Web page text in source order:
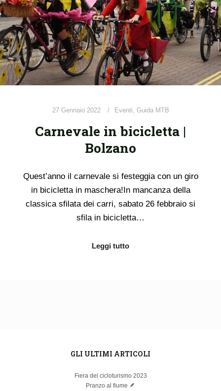
27 Gennaio 2022 Eventi, Guida MTB
Carnevale in bicicletta |
Bolzano
Quest’anno il carnevale si festeggia con un giro
in bicicletta in maschera!In mancanza della
classica sfilata dei carri, sabato 26 febbraio si
sfila in bicicletta…
Leggi tutto
GLI ULTIMI ARTICOLI
Fiera del cicloturismo 2023
Pranzo al fiume 🪶